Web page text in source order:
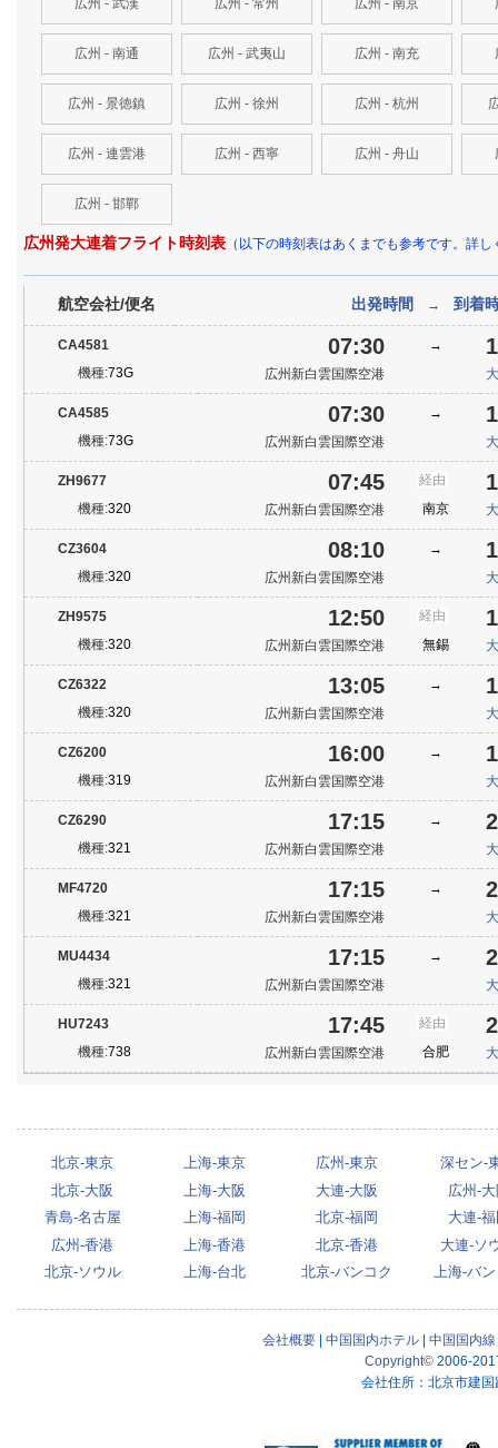
広州 - 武漢 広州 - 常州 広州 - 南京
広州 - 南通 広州 - 武夷山 広州 - 南充
広州 - 景徳鎮 広州 - 徐州 広州 - 杭州
広州 - 連雲港 広州 - 西寧 広州 - 舟山
広州 - 邯鄲
広州発大連着フライト時刻表 （以下の時刻表はあくまでも参考です。詳
航空会社/便名 出発時間 → 到着
CA4581
機種:73G
07:30
広州新白雲国際空港
→
CA4585
機種:73G
07:30
広州新白雲国際空港
→
ZH9677
機種:320
07:45
広州新白雲国際空港
経由
南京
CZ3604
機種:320
08:10
広州新白雲国際空港
→
ZH9575
機種:320
12:50
広州新白雲国際空港
経由
無錫
CZ6322
機種:320
13:05
広州新白雲国際空港
→
CZ6200
機種:319
16:00
広州新白雲国際空港
→
CZ6290
機種:321
17:15
広州新白雲国際空港
→
MF4720
機種:321
17:15
広州新白雲国際空港
→
MU4434
機種:321
17:15
広州新白雲国際空港
→
HU7243
機種:738
17:45
広州新白雲国際空港
経由
合肥
北京-東京 上海-東京 広州-東京
深セン-
北京-大阪
上海-大阪 大連-大阪
広州-
青島-名古屋
上海-福岡 北京-福岡
大連-
広州-香港
上海-香港 北京-香港
大連-ソ
北京-ソウル
上海-台北 北京-バンコク 上海-バ
会社概要| 中国国内ホテル| 中国国内線
Copyright© 2006-
会社住所：北京市建